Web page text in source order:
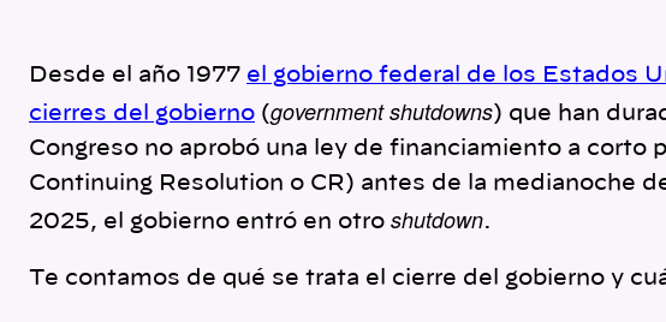
Desde el año 1977 el gobierno federal de los Estados
cierres del gobierno (government shutdowns) que han
Congreso no aprobó una ley de financiamiento a corto
Continuing Resolution o CR) antes de la medianoche
2025, el gobierno entró en otro shutdown.
Te contamos de qué se trata el cierre del gobierno y